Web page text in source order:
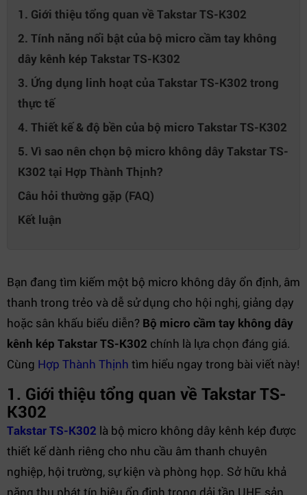
1. Giới thiệu tổng quan về Takstar TS-K302
2. Tính năng nổi bật của bộ micro cầm tay không
dây kênh kép Takstar TS-K302
3. Ứng dụng linh hoạt của Takstar TS-K302 trong
thực tế
4. Thiết kế & độ bền của bộ micro Takstar TS-K302
5. Vì sao nên chọn bộ micro không dây Takstar TS-
K302 tại Hợp Thành Thịnh?
Câu hỏi thường gặp (FAQ)
Kết luận
Bạn đang tìm kiếm một bộ micro không dây ổn định, âm
thanh trong trẻo và dễ sử dụng cho hội nghị, giảng dạy
hoặc sân khấu biểu diễn? Bộ micro cầm tay không dây
kênh kép Takstar TS-K302 chính là lựa chọn đáng giá.
Cùng Hợp Thành Thịnh tìm hiểu ngay trong bài viết này!
1. Giới thiệu tổng quan về Takstar TS-
K302
Takstar TS-K302 là bộ micro không dây kênh kép được
thiết kế dành riêng cho nhu cầu âm thanh chuyên
nghiệp, hội trường, sự kiện và phòng họp. Sở hữu khả